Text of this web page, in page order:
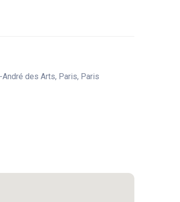
André des Arts, Paris, Paris